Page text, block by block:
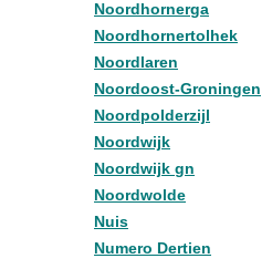
Noordhornerga
Noordhornertolhek
Noordlaren
Noordoost-Groningen
Noordpolderzijl
Noordwijk
Noordwijk gn
Noordwolde
Nuis
Numero Dertien